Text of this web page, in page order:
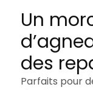
Un
des
Parfaits pour